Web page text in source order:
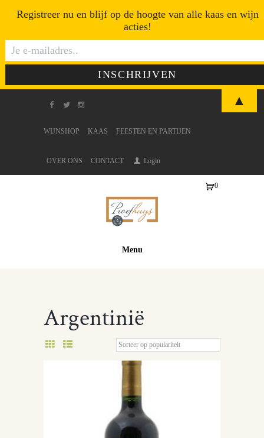
WIJNSHOP KAAS FEESTEN EN PARTIJEN
OVER ONS CONTACT Login
Menu
0
Argentinië
Registreer nu en blijf op de hoogte van alle kaas en wijn
acties!
▲